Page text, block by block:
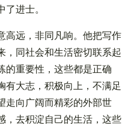
进士。
高远，非同凡响。他把写作
，同社会和生活密切联系起
的重要性，这些都是正确
有大志，积极向上，不满足
走向广阔而精彩的外部世
，去积淀自己的生活，这些